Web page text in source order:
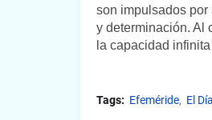
son impulsados
y determinación. Al
la capacidad
Tags: Efeméride El